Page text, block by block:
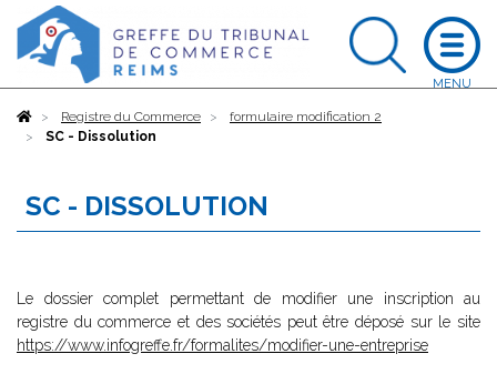
AccueilRegistre du Commerce
formulaire modification 2
SC - Dissolution
SC - DISSOLUTION
Le dossier complet permettant de modifier une inscription au
registre du commerce et des sociétés peut être déposé sur le site
https://www.infogreffe.fr/formalites/modifier-une-entreprise